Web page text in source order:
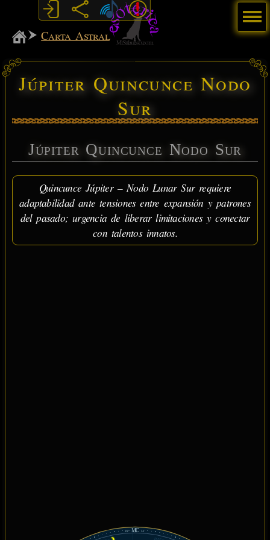
MiSabueso
Carta Astral
Júpiter Quincunce Nodo
Sur
Júpiter Quincunce Nodo Sur
Quincunce Júpiter – Nodo Lunar Sur requiere
adaptabilidad ante tensiones entre expansión y patrones
del pasado; urgencia de liberar limitaciones y conectar
con talentos innatos.
28°MC51'
Menú